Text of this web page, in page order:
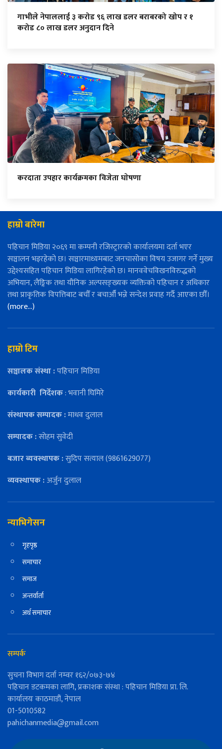
गाभीले नेपाललाई ३ करोड ९६ लाख डलर बराबरको खोप र १
करोड ८० लाख डलर अनुदान दिने
करदाता उपहार कार्यक्रमका विजेता घाेषणा
हाम्रो बारेमा
पहिचान मिडिया २०६९ मा कम्पनी रजिस्ट्रारको कार्यालयमा दर्ता भएर
सञ्चालन भइरहेको छ। सञ्चारमाध्यमबाट जनचासोका विषय उजागर गर्ने मुख्य
उद्देश्यसहित पहिचान मिडिया लागिरहेको छ। मानववेचविखनविरुद्धको
अभियान, लैङ्गिक तथा यौनिक अल्पसङ्ख्यक व्यक्तिको पहिचान र अधिकार
तथा प्राकृतिक विपत्तिबाट बचौँ र बचाऔँ भन्ने सन्देश प्रवाह गर्दै आएका छौँ।
(more…)
हाम्रो टिम
सञ्चालक संस्था :पहिचान मिडिया
कार्यकारी निर्देशक: भवानी घिमिरे
संस्थापक सम्पादक :माधव दुलाल
सम्पादक :सोहम सुवेदी
बजार ब्यवस्थापक :सुदिप सत्याल (9861629077)
व्यवस्थापक :अर्जुन दुलाल
न्याभिगेसन
गृहपृष्ठ
समाचार
समाज
अन्तर्वार्ता
अर्थ समाचार
सम्पर्क
सुचना विभाग दर्ता नम्वर १६२/०७३-७४
पहिचान डटकमका लागि, प्रकाशक संस्था : पहिचान मिडिया प्रा. लि.
कार्यालयः काठमाडौं, नेपाल
01-5010582
pahichanmedia@gmail.com